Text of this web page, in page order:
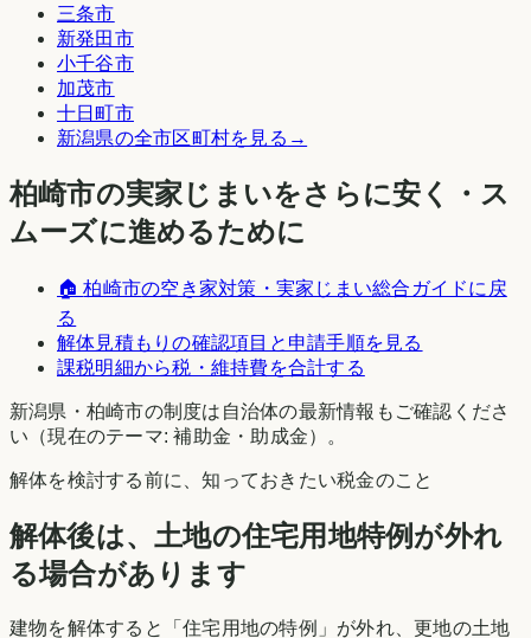
三条市
新発田市
小千谷市
加茂市
十日町市
新潟県の全市区町村を見る →
柏崎市の実家じまいをさらに安く・ス
ムーズに進めるために
🏠柏崎市の空き家対策・実家じまい総合ガイドに戻
る
解体見積もりの確認項目と申請手順を見る
課税明細から税・維持費を合計する
新潟県 ・ 柏崎市の制度は自治体の最新情報もご確認くださ
い（現在のテーマ:補助金・助成金）。
解体を検討する前に、知っておきたい税金のこと
解体後は、土地の住宅用地特例が外れ
る場合があります
建物を解体すると「住宅用地の特例」が外れ、更地の土地